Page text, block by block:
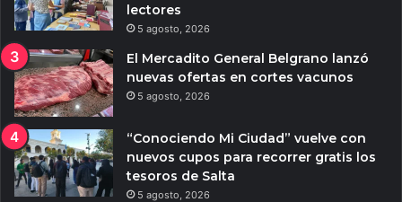
lectores
5 agosto, 2026
El Mercadito General Belgrano lanzó
nuevas ofertas en cortes vacunos
5 agosto, 2026
“Conociendo Mi Ciudad” vuelve con
nuevos cupos para recorrer gratis los
tesoros de Salta
5 agosto, 2026